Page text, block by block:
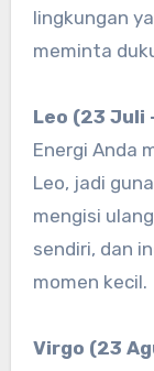
lingkungan
meminta
Leo (23 Juli
Energi Anda
Leo, jadi
mengisi
sendiri, dan
momen kecil.
Virgo (23